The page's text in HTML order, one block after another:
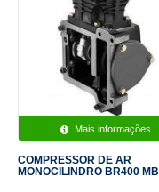
Mais informações
COMPRESSOR DE AR
MONOCILINDRO BR400 MB